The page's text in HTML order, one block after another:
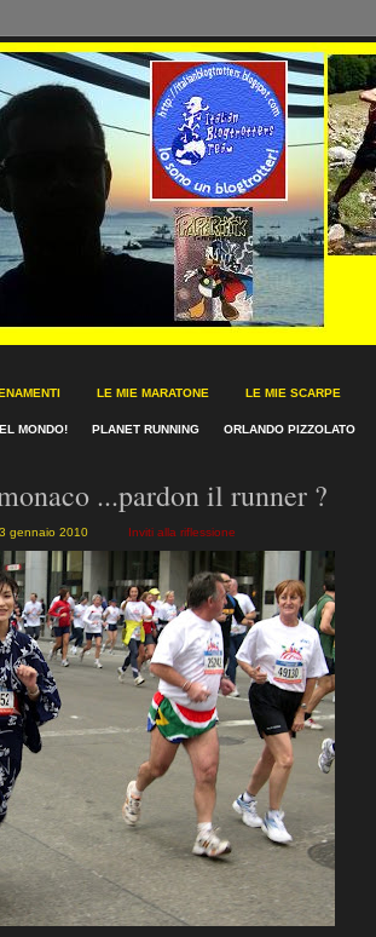
LE MIE MARATONE LE MIE SCARPE
MONDO! PLANET RUNNING ORLANDO PIZZOLATO
...pardon il runner ?
gennaio 2010 Inviti alla riflessione